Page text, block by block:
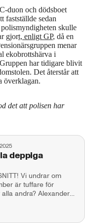
duon och dödsboet
fastställde sedan
skulle
gjort, enligt GP, då en
menar
ekobrottshärva i
har tidigare blivit
Det återstår att
överklagan.
det att polisen har
deppiga
Vi undrar om
är tuffare för
andra? Alexander
av pappa
Matteo avslöjar massor
och vi går igenom årets